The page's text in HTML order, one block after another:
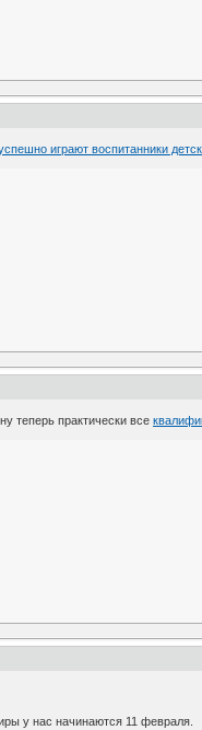
играют воспитанники
теперь практически все
у нас начинаются 11 февраля.